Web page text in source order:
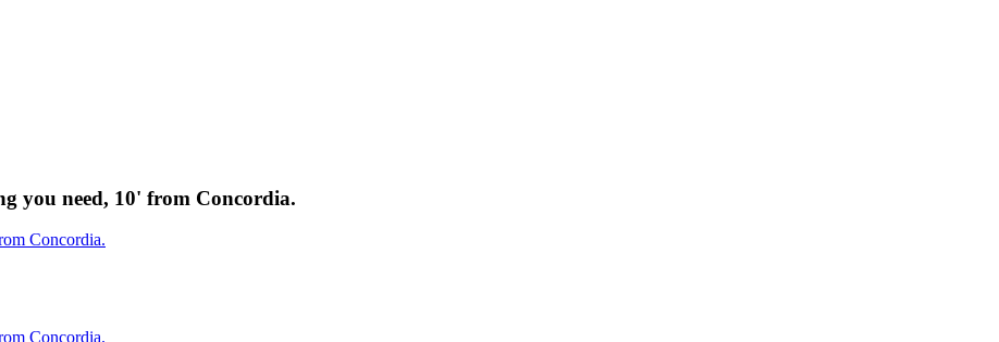
you need, 10' from Concordia.
Concordia.
Concordia.